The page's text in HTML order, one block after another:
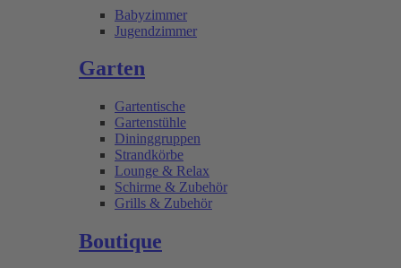
Babyzimmer
Jugendzimmer
Garten
Gartentische
Gartenstühle
Dininggruppen
Strandkörbe
Lounge & Relax
Schirme & Zubehör
Grills & Zubehör
Boutique